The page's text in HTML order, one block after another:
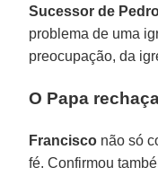
Sucessor de
problema de uma
preocupação, da
O Papa
Francisco não só
fé. Confirmou